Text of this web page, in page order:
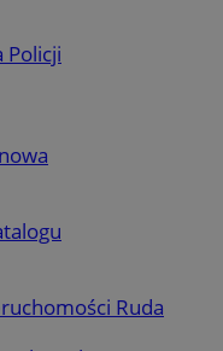
Policji
Ruda